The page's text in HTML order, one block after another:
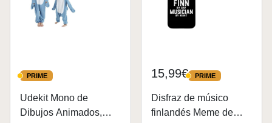
PRIME
PRIME
Udekit Mono de
Dibujos Animados,
15,99€ PRIME
PRIME
Disfraz de músico
finlandés Meme de